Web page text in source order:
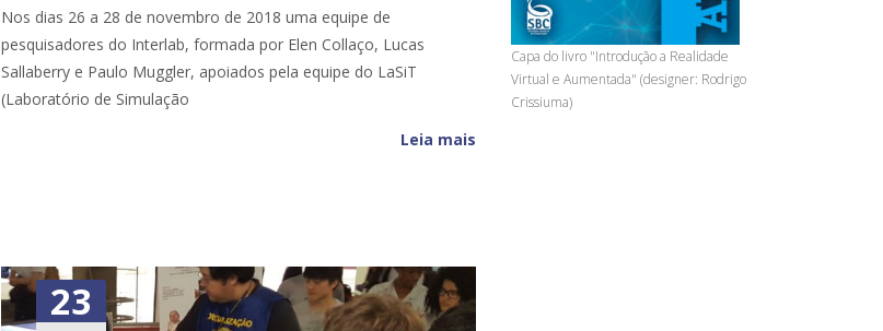
Nos dias 26 a 28 de novembro de 2018 uma equipe de
pesquisadores do Interlab, formada por Elen Collaço, Lucas
Sallaberry e Paulo Muggler, apoiados pela equipe do LaSiT
(Laboratório de Simulação
Leia mais
23
Capa do livro "Introdução a Realidade
Virtual e Aumentada" (designer: Rodrigo
Crissiuma)